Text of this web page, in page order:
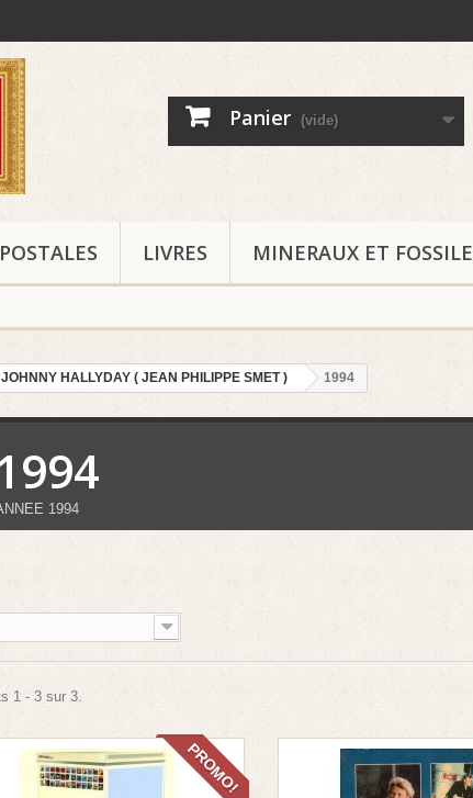
Panier (vide)
LIVRES MINERAUX ET
JOHNNY HALLYDAY ( JEAN PHILIPPE SMET ) 1994
1994
1 - 3 sur 3.
PROMO!